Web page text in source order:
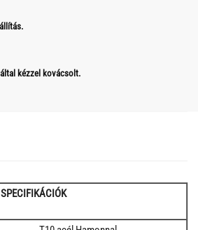
kézzel kovácsolt.
SPECIFIKÁCIÓK